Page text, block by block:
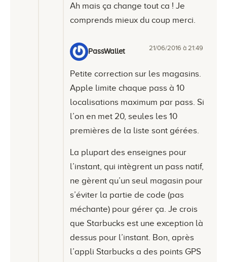
Ah mais ça change tout ca ! Je
comprends mieux du coup merci.
PassWallet 21/06/2016 à 21:49
Petite correction sur les magasins.
Apple limite chaque pass à 10
localisations maximum par pass. Si
l’on en met 20, seules les 10
premières de la liste sont gérées.
La plupart des enseignes pour
l’instant, qui intègrent un pass natif,
ne gèrent qu’un seul magasin pour
s’éviter la partie de code (pas
méchante) pour gérer ça. Je crois
que Starbucks est une exception là
dessus pour l’instant. Bon, après
l’appli Starbucks a des points GPS